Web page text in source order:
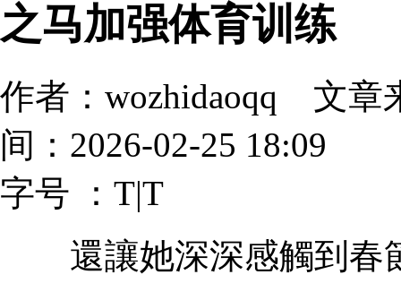
之马加强体育训练
作者：wozhidaoqq 文
间：2026-02-25 18:09
字号 ： T|T
還讓她深深感觸到春